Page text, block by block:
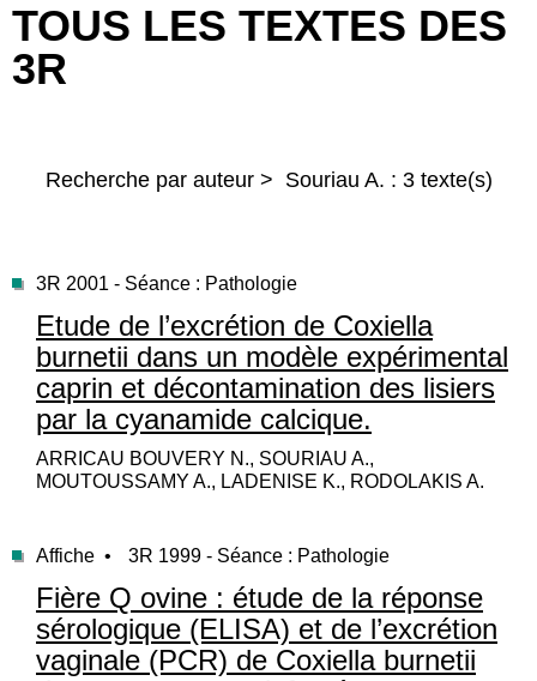
TOUS LES TEXTES DES
3R
Recherche par auteur > Souriau A. : 3 texte(s)
3R 2001 - Séance : Pathologie
Etude de l’excrétion de Coxiella
burnetii dans un modèle expérimental
caprin et décontamination des lisiers
par la cyanamide calcique.
ARRICAU BOUVERY N., SOURIAU A.,
MOUTOUSSAMY A., LADENISE K., RODOLAKIS A.
Affiche • 3R 1999 - Séance : Pathologie
Fière Q ovine : étude de la réponse
sérologique (ELISA) et de l’excrétion
vaginale (PCR) de Coxiella burnetii